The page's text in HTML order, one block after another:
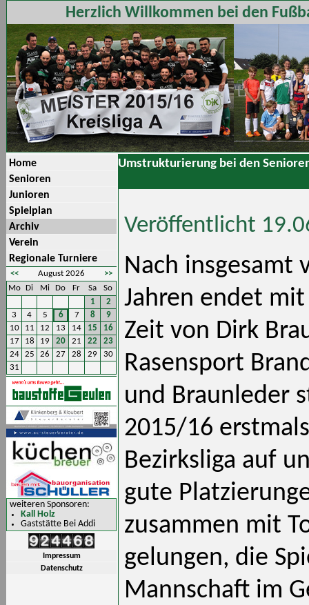
Herzlich Willkommen bei den
Home
Senioren
Junioren
Spielplan
Archiv
Verein
Regionale Turniere
<< >>
August 2026
Mo Di Mi Do Fr Sa
So
1
2
3
4 5 6 7 8
9
10
11 12 13 14 15
16
17
18 19 20 21 22
23
24
25 26 27 28 29
30
31
weiteren Sponsoren:
Kall Holz
Gaststätte Bei Addi
Impressum
Datenschutz
Umstrukturierung bei den
Veröffentlicht
Nach insgesamt
Jahren endet
Zeit von Dirk
Rasensport
und Braunleder
2015/16
Bezirksliga auf
gute
zusammen mit
gelungen, die
Mannschaft im